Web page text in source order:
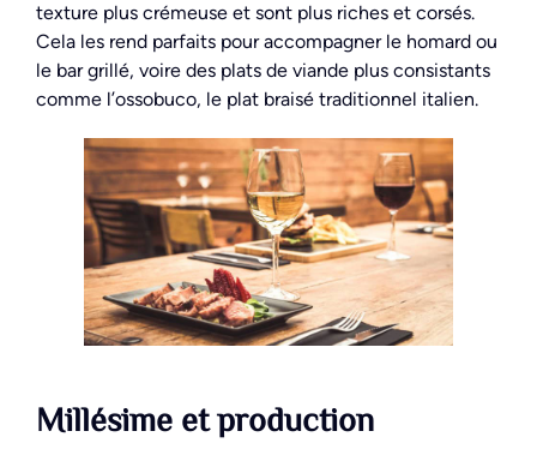
texture plus crémeuse et sont plus riches et corsés.
Cela les rend parfaits pour accompagner le homard ou
le bar grillé, voire des plats de viande plus consistants
comme l’ossobuco, le plat braisé traditionnel italien.
Millésime et production